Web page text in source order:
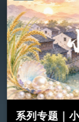
系列专题｜